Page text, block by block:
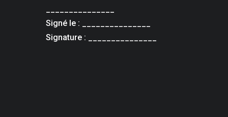
Signé le : _______________
Signature : _______________